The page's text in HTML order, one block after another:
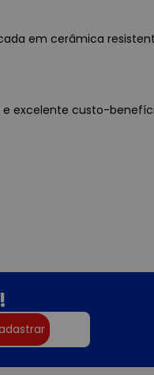
em cerâmica
e excelente custo-